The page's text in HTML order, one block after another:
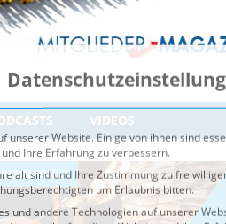
VIDEOS
und andere Technologien auf unserer
uns helfen, diese Website und Ihre
können verarbeitet werden (z. B. IP-
und Inhalte oder Anzeigen- und
Verwendung Ihrer Daten finden Sie in
jederzeit unterEinstellungenwiderrufen
Service-Gruppen, für die eine
Speichern
Alle akzeptieren